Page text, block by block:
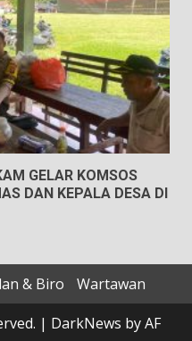
GELAR KOMSOS
DAN KEPALA DESA DI
& Biro
Wartawan
| DarkNews by AF